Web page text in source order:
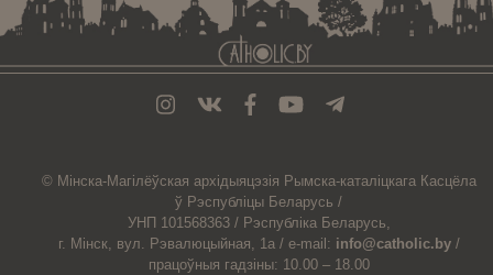
© Мiнска-Магiлёўская архiдыяцэзiя Рымска-каталіцкага Касцёла
ў Рэспубліцы Беларусь /
УНП 101568363 / Рэспубліка Беларусь,
г. Мінск, вул. Рэвалюцыйная, 1а / e-mail: info@catholic.by /
працоўныя гадзіны: 10.00 – 18.00